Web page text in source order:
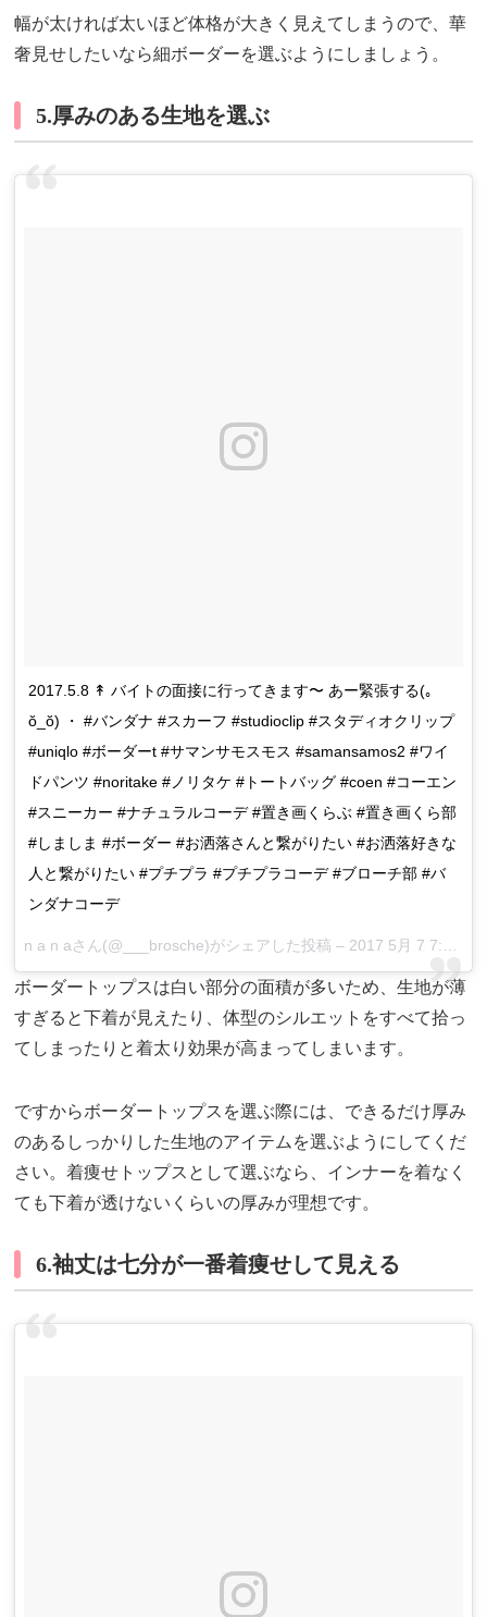
幅が太ければ太いほど体格が大きく見えてしまうので、華
奢見せしたいなら細ボーダーを選ぶようにしましょう。
5.厚みのある生地を選ぶ
2017.5.8 ↟ バイトの面接に行ってきます〜 あー緊張する(｡
ŏ_ŏ) ・ #バンダナ #スカーフ #studioclip #スタディオクリップ
#uniqlo #ボーダーt #サマンサモスモス #samansamos2 #ワイ
ドパンツ #noritake #ノリタケ #トートバッグ #coen #コーエン
#スニーカー #ナチュラルコーデ #置き画くらぶ #置き画くら部
#しましま #ボーダー #お洒落さんと繋がりたい #お洒落好きな
人と繋がりたい #プチプラ #プチプラコーデ #ブローチ部 #バ
ンダナコーデ
n a n aさん(@___brosche)がシェアした投稿 – 2017 5月 7 7:03午後 PDT
ボーダートップスは白い部分の面積が多いため、生地が薄
すぎると下着が見えたり、体型のシルエットをすべて拾っ
てしまったりと着太り効果が高まってしまいます。
ですからボーダートップスを選ぶ際には、できるだけ厚み
のあるしっかりした生地のアイテムを選ぶようにしてくだ
さい。着痩せトップスとして選ぶなら、インナーを着なく
ても下着が透けないくらいの厚みが理想です。
6.袖丈は七分が一番着痩せして見える